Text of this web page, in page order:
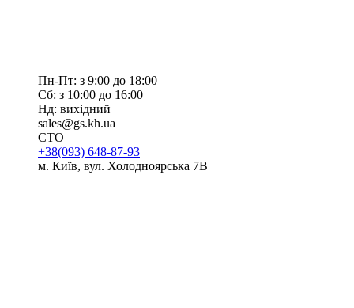
Пн-Пт: з 9:00 до 18:00
Сб: з 10:00 до 16:00
Нд: вихідний
sales@gs.kh.ua
СТО
+38(093) 648-87-93
м. Київ, вул. Холодноярська 7В